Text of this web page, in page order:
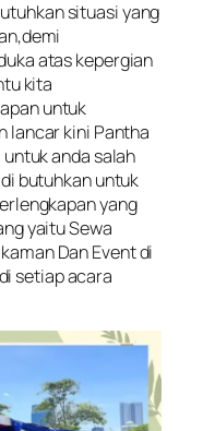
situasi yang
atas kepergian
kita
untuk
lancar kini Pantha
anda salah
butuhkan untuk
yang
yaitu Sewa
Dan Event di
setiap acara